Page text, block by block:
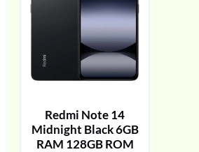
Redmi Note 14
Midnight Black 6GB
RAM 128GB ROM